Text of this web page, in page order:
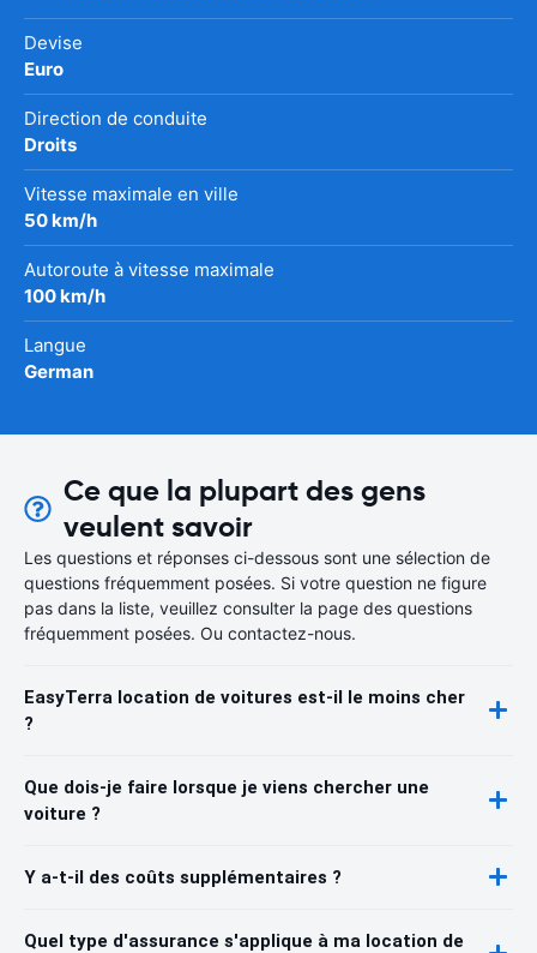
Devise
Euro
Direction de conduite
Droits
Vitesse maximale en ville
50 km/h
Autoroute à vitesse maximale
100 km/h
Langue
German
Ce que la plupart des gens
veulent savoir
Les questions et réponses ci-dessous sont une sélection de
questions fréquemment posées. Si votre question ne figure
pas dans la liste, veuillez consulter la page des questions
fréquemment posées. Ou contactez-nous.
EasyTerra location de voitures est-il le moins cher
?
Que dois-je faire lorsque je viens chercher une
voiture ?
Y a-t-il des coûts supplémentaires ?
Quel type d'assurance s'applique à ma location de